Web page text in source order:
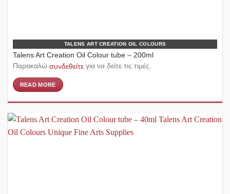
TALENS ART CREATION OIL COLOURS
Talens Art Creation Oil Colour tube – 200ml
Παρακαλώ συνδεθείτεγια να δείτε τις τιμές.
READ MORE